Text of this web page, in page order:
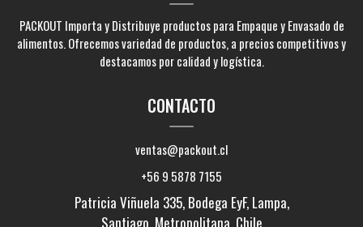
PACKOUT Importa y Distribuye productos para Empaque y Envasado de
alimentos. Ofrecemos variedad de productos, a precios competitivos y
destacamos por calidad y logística.
CONTACTO
ventas@packout.cl
+56 9 5878 7155
Patricia Viñuela 335, Bodega EyF, Lampa,
Santiago, Metropolitana, Chile